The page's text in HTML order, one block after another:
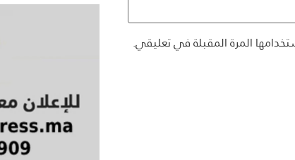
المرة المقبلة في تعليقي.